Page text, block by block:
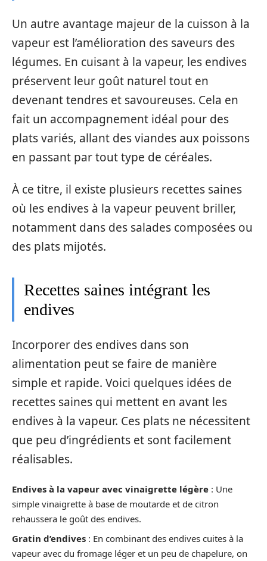
Un autre avantage majeur de la cuisson à la
vapeur est l’amélioration des saveurs des
légumes. En cuisant à la vapeur, les endives
préservent leur goût naturel tout en
devenant tendres et savoureuses. Cela en
fait un accompagnement idéal pour des
plats variés, allant des viandes aux poissons
en passant par tout type de céréales.
À ce titre, il existe plusieurs recettes saines
où les endives à la vapeur peuvent briller,
notamment dans des salades composées ou
des plats mijotés.
Recettes saines intégrant les
endives
Incorporer des endives dans son
alimentation peut se faire de manière
simple et rapide. Voici quelques idées de
recettes saines qui mettent en avant les
endives à la vapeur. Ces plats ne nécessitent
que peu d’ingrédients et sont facilement
réalisables.
Endives à la vapeur avec vinaigrette légère : Une
simple vinaigrette à base de moutarde et de citron
rehaussera le goût des endives.
Gratin d’endives : En combinant des endives cuites à la
vapeur avec du fromage léger et un peu de chapelure, on